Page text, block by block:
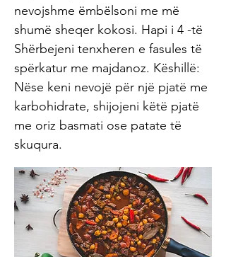
nevojshme ëmbëlsoni me më
shumë sheqer kokosi. Hapi i 4 -të
Shërbejeni tenxheren e fasules të
spërkatur me majdanoz. Këshillë:
Nëse keni nevojë për një pjatë me
karbohidrate, shijojeni këtë pjatë
me oriz basmati ose patate të
skuqura.